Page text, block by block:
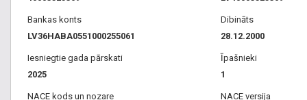
Bankas konts
LV36HABA0551000255061
Dibināts
28.12.2000
Iesniegtie gada pārskati
2025
Īpašnieki
1
NACE kods un nozare
NACE versija